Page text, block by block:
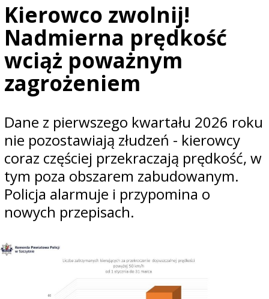
Kierowco zwolnij!
Nadmierna prędkość
wciąż poważnym
zagrożeniem
Dane z pierwszego kwartału 2026 roku
nie pozostawiają złudzeń - kierowcy
coraz częściej przekraczają prędkość, w
tym poza obszarem zabudowanym.
Policja alarmuje i przypomina o
nowych przepisach.